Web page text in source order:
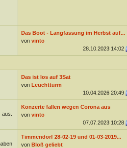
Das Boot - Langfassung im Herbst auf...
von vinto
28.10.2023 14:02
Das ist los auf 3Sat
von Leuchtturm
10.04.2026 20:49
Konzerte fallen wegen Corona aus
von vinto
07.07.2023 10:28
Timmendorf 28-02-19 und 01-03-2019...
von Bloß geliebt